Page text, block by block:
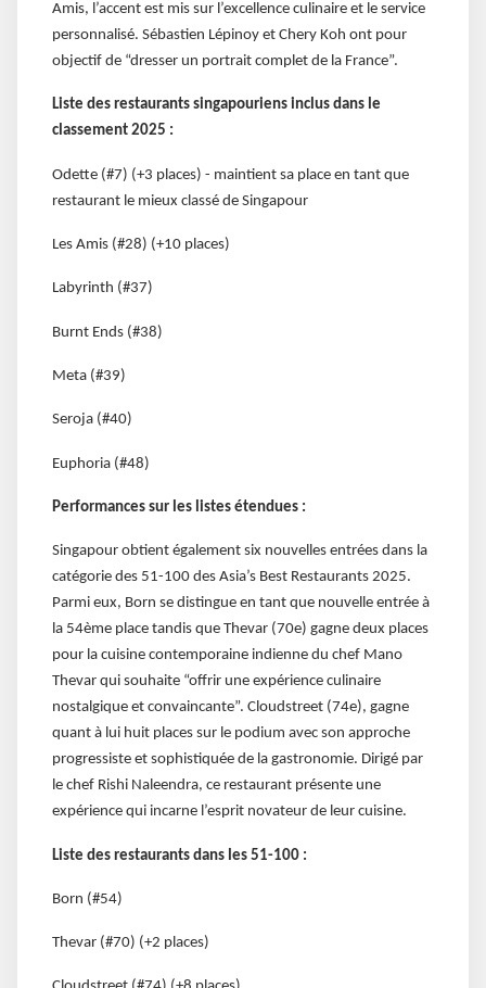
Amis, l’accent est mis sur l’excellence culinaire et le service
personnalisé. Sébastien Lépinoy et Chery Koh ont pour
objectif de “dresser un portrait complet de la France”.
Liste des restaurants singapouriens inclus dans le
classement 2025 :
Odette (#7) (+3 places) - maintient sa place en tant que
restaurant le mieux classé de Singapour
Les Amis (#28) (+10 places)
Labyrinth (#37)
Burnt Ends (#38)
Meta (#39)
Seroja (#40)
Euphoria (#48)
Performances sur les listes étendues :
Singapour obtient également six nouvelles entrées dans la
catégorie des 51-100 des Asia’s Best Restaurants 2025.
Parmi eux, Born se distingue en tant que nouvelle entrée à
la 54ème place tandis que Thevar (70e) gagne deux places
pour la cuisine contemporaine indienne du chef Mano
Thevar qui souhaite “offrir une expérience culinaire
nostalgique et convaincante”. Cloudstreet (74e), gagne
quant à lui huit places sur le podium avec son approche
progressiste et sophistiquée de la gastronomie. Dirigé par
le chef Rishi Naleendra, ce restaurant présente une
expérience qui incarne l’esprit novateur de leur cuisine.
Liste des restaurants dans les 51-100 :
Born (#54)
Thevar (#70) (+2 places)